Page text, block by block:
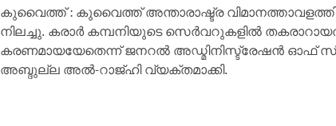
കുവൈത്ത് : കുവൈത്ത് അന്താരാഷ്ട്ര
നിലച്ചു. കരാർ കമ്പനിയുടെ സെർവറുകളിൽ
കരണമായയേതെന്ന് ജനറൽ അഡ്മിനിസ്ട്രേഷൻ ഓഫ്
അബ്ദുല്ല അൽ-റാജ്ഹി വ്യക്തമാക്കി.